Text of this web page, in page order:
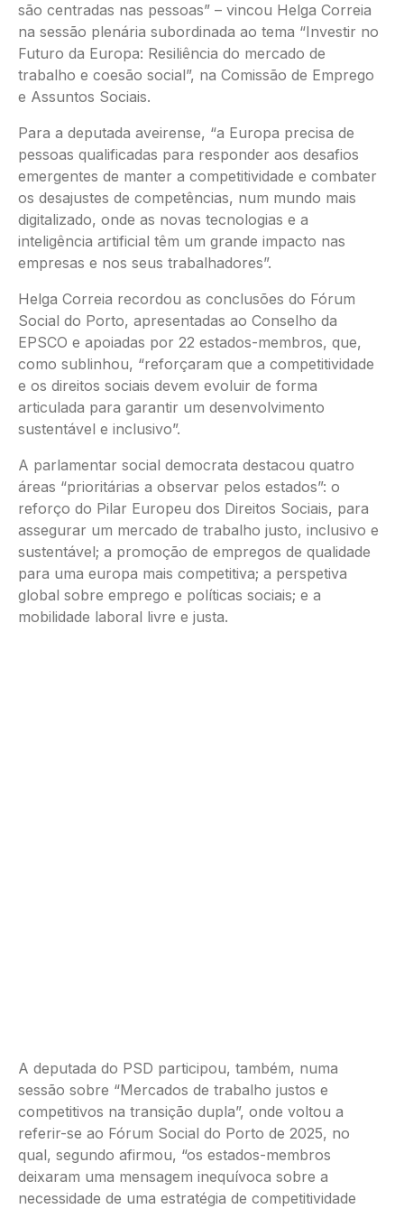
são centradas nas pessoas” – vincou Helga Correia
na sessão plenária subordinada ao tema “Investir no
Futuro da Europa: Resiliência do mercado de
trabalho e coesão social”, na Comissão de Emprego
e Assuntos Sociais.
Para a deputada aveirense, “a Europa precisa de
pessoas qualificadas para responder aos desafios
emergentes de manter a competitividade e combater
os desajustes de competências, num mundo mais
digitalizado, onde as novas tecnologias e a
inteligência artificial têm um grande impacto nas
empresas e nos seus trabalhadores”.
Helga Correia recordou as conclusões do Fórum
Social do Porto, apresentadas ao Conselho da
EPSCO e apoiadas por 22 estados-membros, que,
como sublinhou, “reforçaram que a competitividade
e os direitos sociais devem evoluir de forma
articulada para garantir um desenvolvimento
sustentável e inclusivo”.
A parlamentar social democrata destacou quatro
áreas “prioritárias a observar pelos estados”: o
reforço do Pilar Europeu dos Direitos Sociais, para
assegurar um mercado de trabalho justo, inclusivo e
sustentável; a promoção de empregos de qualidade
para uma europa mais competitiva; a perspetiva
global sobre emprego e políticas sociais; e a
mobilidade laboral livre e justa.
A deputada do PSD participou, também, numa
sessão sobre “Mercados de trabalho justos e
competitivos na transição dupla”, onde voltou a
referir-se ao Fórum Social do Porto de 2025, no
qual, segundo afirmou, “os estados-membros
deixaram uma mensagem inequívoca sobre a
necessidade de uma estratégia de competitividade